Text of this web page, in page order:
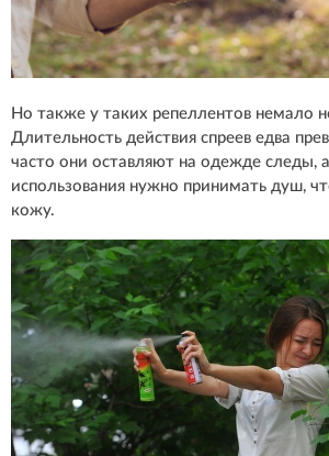
Но также у таких репеллентов немало
Длительность действия спреев едва
часто они оставляют на одежде следы,
использования нужно принимать душ,
кожу.